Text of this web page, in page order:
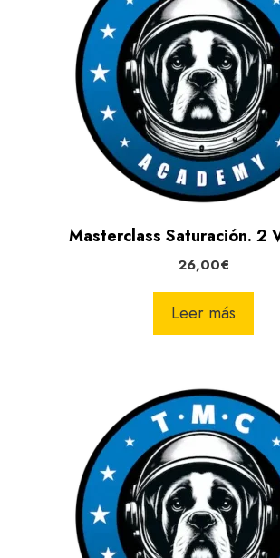
Masterclass Saturación. 2
26,00€
Leer más